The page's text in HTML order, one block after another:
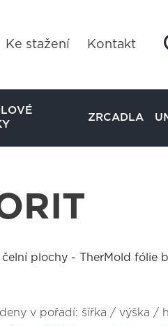
Ke stažení Kontakt
ZRCADLA
plochy - TherMold fólie
v pořadí: šířka / výška /